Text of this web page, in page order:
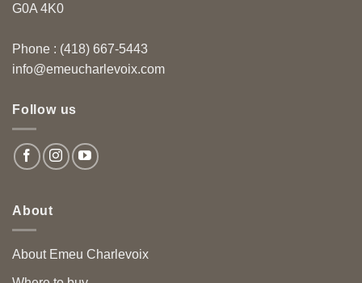
G0A 4K0
Phone : (418) 667-5443
info@emeucharlevoix.com
Follow us
About
About Emeu Charlevoix